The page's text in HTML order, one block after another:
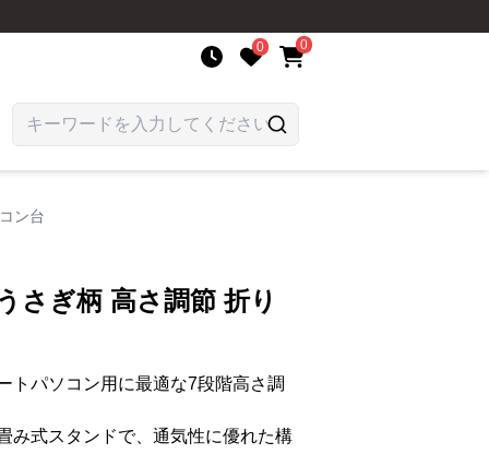
0 0
ン台
さぎ柄 高さ調節 折り
トパソコン用に最適な7段階高さ調
み式スタンドで、通気性に優れた構